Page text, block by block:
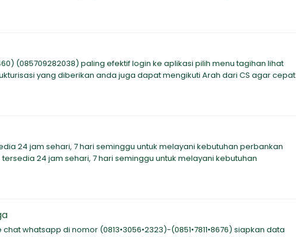
(085709282038) paling efektif login ke aplikasi pilih menu tagihan lihat
yang diberikan anda juga dapat mengikuti Arah dari CS agar cepat
24 jam sehari, 7 hari seminggu untuk melayani kebutuhan perbankan
tersedia 24 jam sehari, 7 hari seminggu untuk melayani kebutuhan
whatsapp di nomor (0813•3056•2323)-(0851•7811•8676) siapkan data